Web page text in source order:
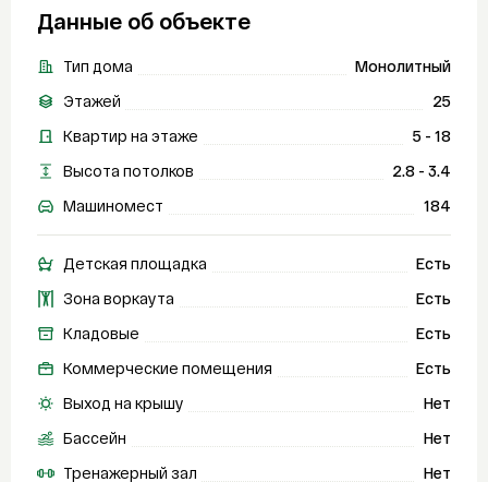
Данные об объекте
Тип дома
Монолитный
Этажей
25
Квартир на этаже
5 - 18
Высота потолков
2.8 - 3.4
Машиномест
184
Детская площадка
Есть
Зона воркаута
Есть
Кладовые
Есть
Коммерческие помещения
Есть
Выход на крышу
Нет
Бассейн
Нет
Тренажерный зал
Нет